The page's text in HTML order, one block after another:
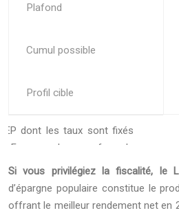
Plafond
Cumul possible
Profil cible
Si vous privilégiez la fiscalité, le
d’épargne populaire constitue le
offrant le meilleur rendement net en